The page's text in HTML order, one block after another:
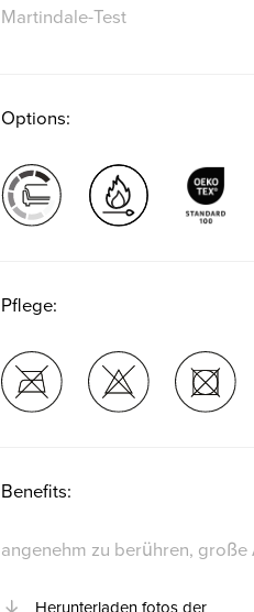
Martindale-Test
Options:
Pflege:
Benefits:
angenehm zu berühren,
Herunterladen fotos der